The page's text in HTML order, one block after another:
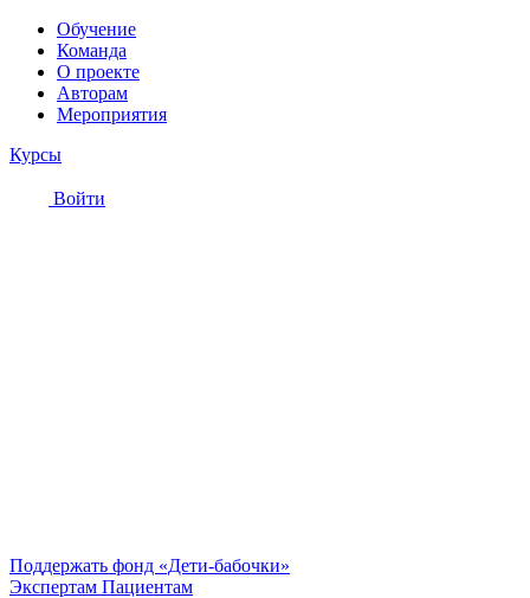
Обучение
Команда
О проекте
Авторам
Мероприятия
Курсы
Войти
Поддержать фонд «Дети-бабочки»
Экспертам Пациентам